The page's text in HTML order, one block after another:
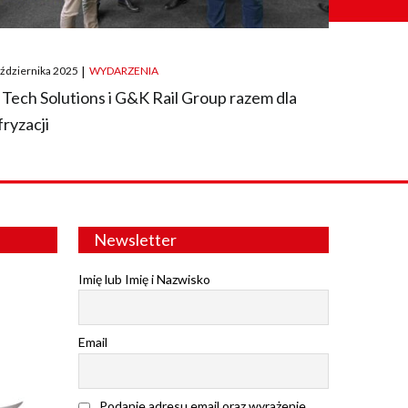
2025 | WYDARZENIA
Tech Solutions i G&K Rail Group razem dla
Newsletter
Imię lub Imię i Nazwisko
Email